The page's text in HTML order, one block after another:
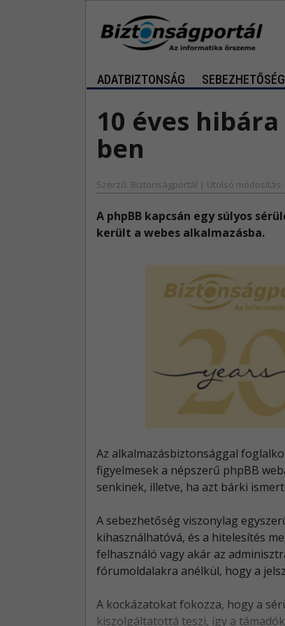
ADATBIZTONSÁG
10 éves
ben
Szerző: Biztonságportál | Utolsó módosítás:
A phpBB kapcsán egy súlyos
került a webes alkalmazásba.
Az alkalmazásbiztonsággal
figyelmesek a népszerű phpBB
senkinek, illetve, ha azt bárki
A sebezhetőség viszonylag
kihasználhatóvá, és a hitelesítés
felhasználó vagy akár az
fórumoldalakra anélkül, hogy a
A kockázatokat fokozza, hogy a
kiszolgáltatottá teszi, így a